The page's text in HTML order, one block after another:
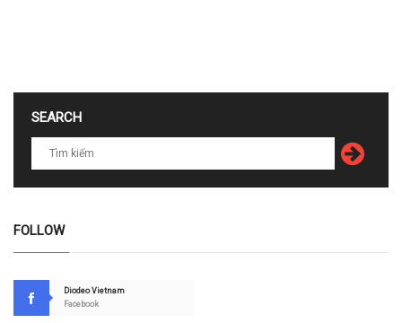
SEARCH
FOLLOW
Diodeo Vietnam
Facebook